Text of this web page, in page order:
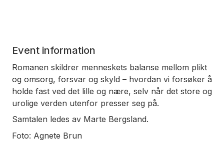
Event information
Romanen skildrer menneskets balanse mellom plikt
og omsorg, forsvar og skyld – hvordan vi forsøker å
holde fast ved det lille og nære, selv når det store og
urolige verden utenfor presser seg på.
Samtalen ledes av Marte Bergsland.
Foto: Agnete Brun